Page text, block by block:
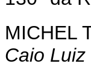
MICHEL
Caio